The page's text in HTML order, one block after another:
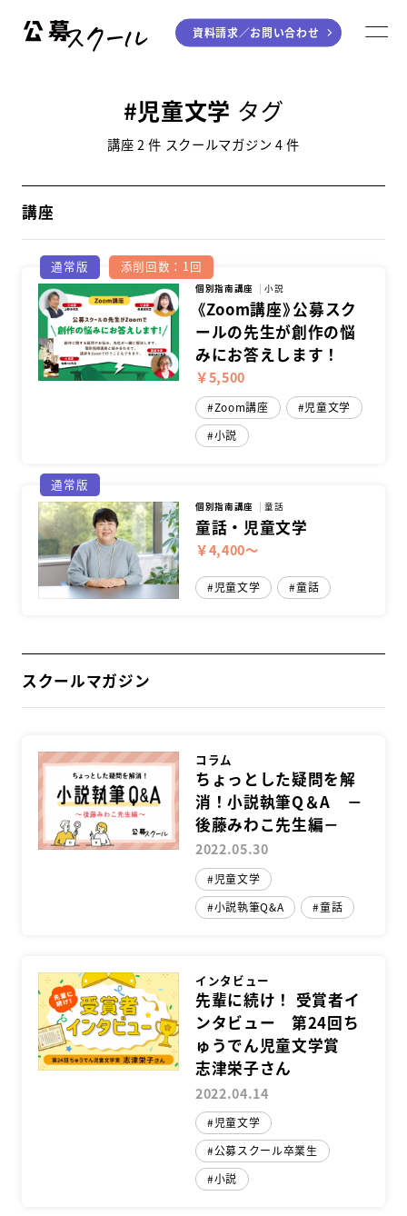
ジャンルから探す
童話
ライティング
川柳・短歌・俳句
学び方から探す
デジタル講座
入門・実践講座
コンセプト
受講の流れ
ニュース
資料請求／お問い合わせ
資料請求／お問い合わせ
オンライン課題提出
児童文学 タグ
講座 2 件 スクールマガジン 4 件
講座
通常版 添削回数：1回
個別指南講座 小説
《Zoom講座》公募スク
ールの先生が創作の悩
みにお答えします！
￥5,500
Zoom講座
児童文学
小説
通常版
個別指南講座 童話
童話・児童文学
￥4,400～
児童文学 童話
スクールマガジン
コラム
ちょっとした疑問を解
消！小説執筆Q＆A －
後藤みわこ先生編－
2022.05.30
児童文学
小説執筆Q&A
童話
インタビュー
先輩に続け！ 受賞者イ
ンタビュー 第24回ち
ゅうでん児童文学賞
志津栄子さん
2022.04.14
児童文学
公募スクール卒業生
小説